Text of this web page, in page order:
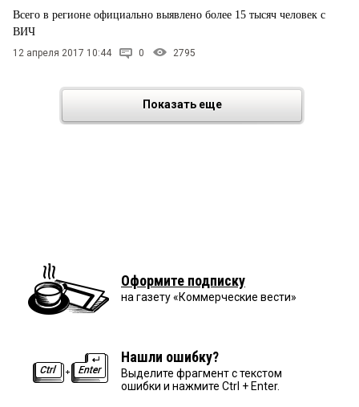
Всего в регионе официально выявлено более 15 тысяч человек с
ВИЧ
12 апреля 2017 10:44 0 2795
Показать еще
Оформите подписку
на газету «Коммерческие вести»
Нашли ошибку?
Выделите фрагмент с текстом
ошибки и нажмите Ctrl + Enter.